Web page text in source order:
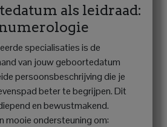
als leidraad:
specialisaties is de
van jouw geboortedatum
persoonsbeschrijving die je
beter te begrijpen. Dit
en bewustmakend.
mooie ondersteuning om: